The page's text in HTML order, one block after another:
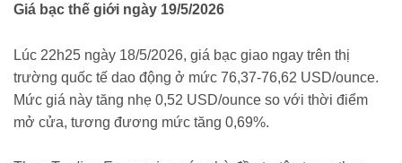
Giá bạc thế giới ngày 19/5/2026
Lúc 22h25 ngày 18/5/2026, giá bạc giao ngay trên thị
trường quốc tế dao động ở mức 76,37-76,62 USD/ounce.
Mức giá này tăng nhẹ 0,52 USD/ounce so với thời điểm
mở cửa, tương đương mức tăng 0,69%.